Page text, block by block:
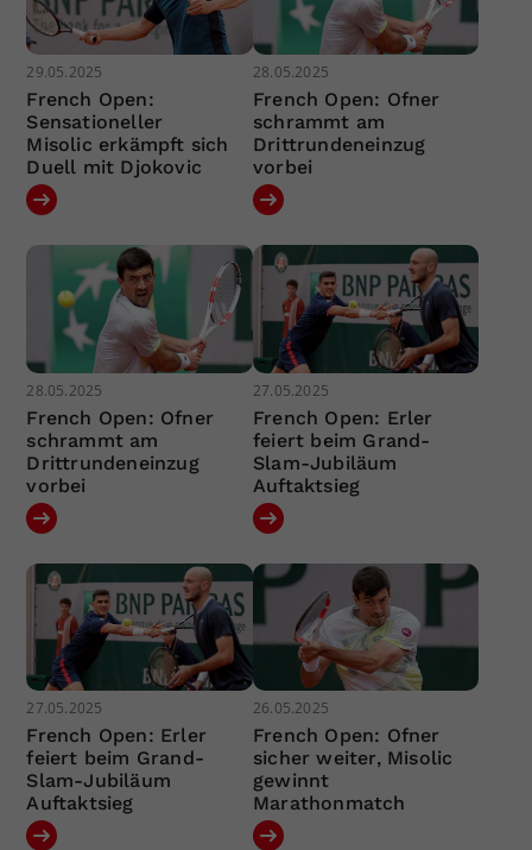
29.05.2025
French Open:
Sensationeller
Misolic erkämpft sich
Duell mit Djokovic
28.05.2025
French Open: Ofner
schrammt am
Drittrundeneinzug
vorbei
28.05.2025
French Open: Ofner
schrammt am
Drittrundeneinzug
vorbei
27.05.2025
French Open: Erler
feiert beim Grand-
Slam-Jubiläum
Auftaktsieg
27.05.2025
French Open: Erler
feiert beim Grand-
Slam-Jubiläum
Auftaktsieg
26.05.2025
French Open: Ofner
sicher weiter, Misolic
gewinnt
Marathonmatch